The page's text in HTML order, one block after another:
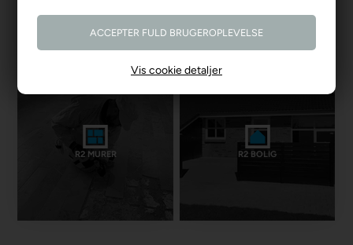
Vis cookie detaljer
R2 MURER R2 BOLIG